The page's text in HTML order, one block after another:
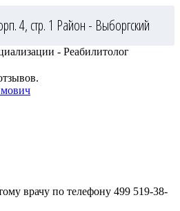
4, стр. 1 Район - Выборгский
- Реабилитолог
врачу по телефону 499 519-38-